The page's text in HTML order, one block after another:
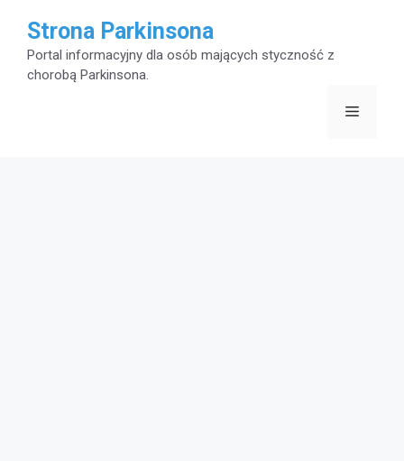
treści
Strona Parkinsona
Portal informacyjny dla osób mających styczność z
chorobą Parkinsona.
Menu